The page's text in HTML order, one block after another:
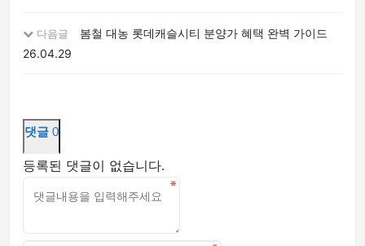
다음글
봄철 대농 롯데캐슬시티 분양가 혜택 완벽 가이드
26.04.29
댓글 0
등록된 댓글이 없습니다.